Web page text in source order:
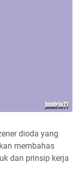
dioda yang
membahas
dan prinsip kerja